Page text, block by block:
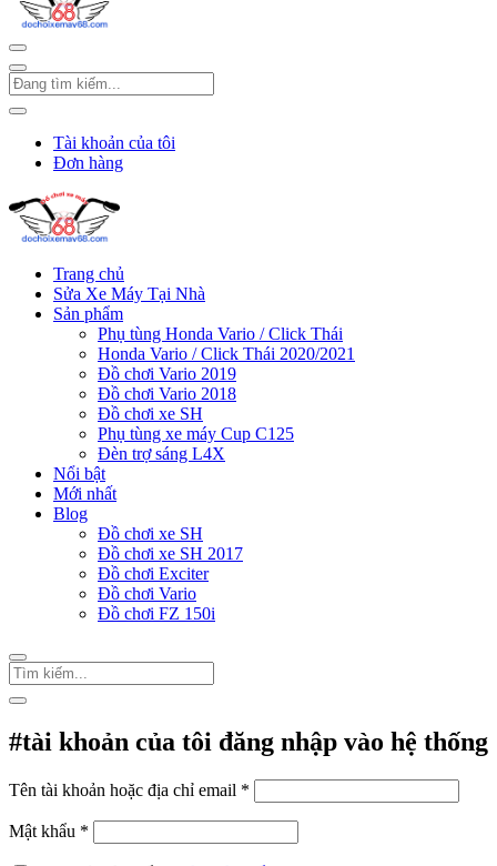
Tài khoản của tôi
Đơn hàng
Trang chủ
Sửa Xe Máy Tại Nhà
Sản phẩm
Phụ tùng Honda Vario / Click Thái
Honda Vario / Click Thái 2020/2021
Đồ chơi Vario 2019
Đồ chơi Vario 2018
Đồ chơi xe SH
Phụ tùng xe máy Cup C125
Đèn trợ sáng L4X
Nổi bật
Mới nhất
Blog
Đồ chơi xe SH
Đồ chơi xe SH 2017
Đồ chơi Exciter
Đồ chơi Vario
Đồ chơi FZ 150i
#tài khoản của tôi đăng nhập vào hệ thống
Tên tài khoản hoặc địa chỉ email *
Mật khẩu *